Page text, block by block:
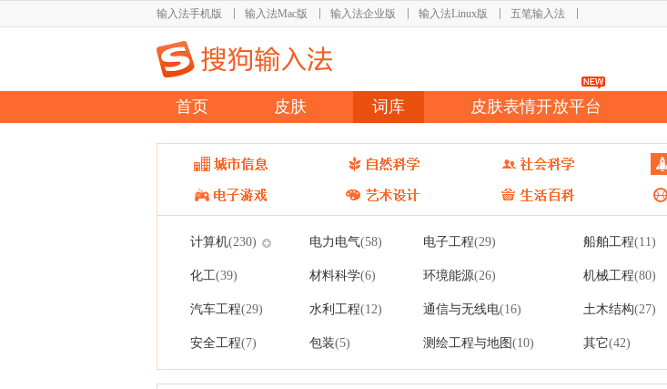
输入法手机版 输入法Mac版 输入法企业版 输入法Linux版 五笔输入法
首页 皮肤 词库 皮肤表情开放平台
计算机(230) 电力电气(58) 电子工程(29) 船舶工程(11)
化工(39) 材料科学(6) 环境能源(26) 机械工程(80)
汽车工程(29) 水利工程(12) 通信与无线电(16) 土木结构(27)
安全工程(7) 包装(5) 测绘工程与地图(10) 其它(42)